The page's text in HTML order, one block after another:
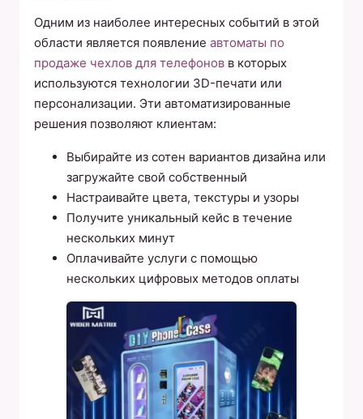
Одним из наиболее интересных событий в этой
области является появление автоматы по
продаже чехлов для телефонов в которых
используются технологии 3D-печати или
персонализации. Эти автоматизированные
решения позволяют клиентам:
Выбирайте из сотен вариантов дизайна или
загружайте свой собственный
Настраивайте цвета, текстуры и узоры
Получите уникальный кейс в течение
нескольких минут
Оплачивайте услуги с помощью
нескольких цифровых методов оплаты